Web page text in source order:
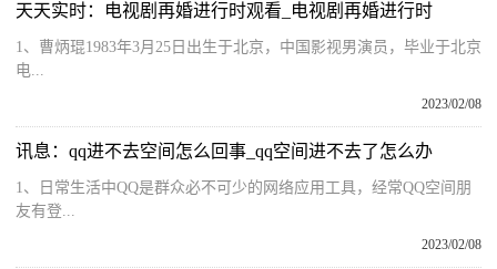
天天实时：电视剧再婚进行时观看_电视剧再婚进行时
1、曹炳琨1983年3月25日出生于北京，中国影视男演员，毕业于北京
电...
2023/02/08
讯息：qq进不去空间怎么回事_qq空间进不去了怎么办
1、日常生活中QQ是群众必不可少的网络应用工具，经常QQ空间朋
友有登...
2023/02/08